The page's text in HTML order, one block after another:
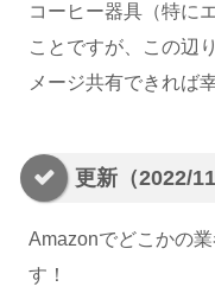
コーヒー器具（特に
ことですが、この辺
メージ共有できれば
更新（2022/11
Amazonでどこかの
す！